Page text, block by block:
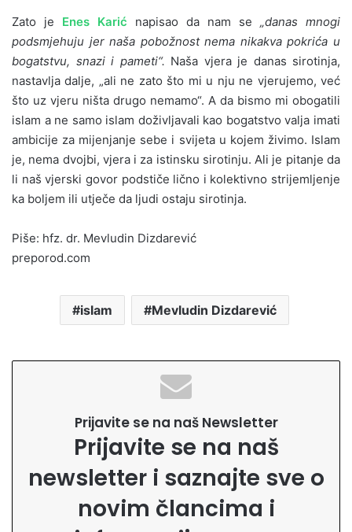
Zato je Enes Karić napisao da nam se „danas mnogi
podsmjehuju jer naša pobožnost nema nikakva pokrića u
bogatstvu, snazi i pameti“. Naša vjera je danas sirotinja,
nastavlja dalje, „ali ne zato što mi u nju ne vjerujemo, već
što uz vjeru ništa drugo nemamo“. A da bismo mi obogatili
islam a ne samo islam doživljavali kao bogatstvo valja imati
ambicije za mijenjanje sebe i svijeta u kojem živimo. Islam
je, nema dvojbi, vjera i za istinsku sirotinju. Ali je pitanje da
li naš vjerski govor podstiče lično i kolektivno strijemljenje
ka boljem ili utječe da ljudi ostaju sirotinja.
Piše: hfz. dr. Mevludin Dizdarević
preporod.com
islam Mevludin Dizdarević
Prijavite se na naš Newsletter
Prijavite se na naš
newsletter i saznajte sve o
novim člancima i